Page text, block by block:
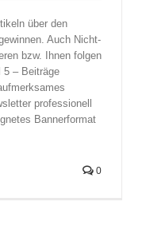
über den
Auch Nicht-
bzw. Ihnen folgen
5 – Beiträge
professionell
Bannerformat
0